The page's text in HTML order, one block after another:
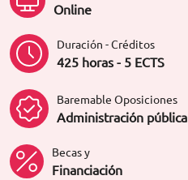
Online
Duración - Créditos
425 horas - 5 ECTS
Baremable Oposiciones
Administración pública
Becas y
Financiación